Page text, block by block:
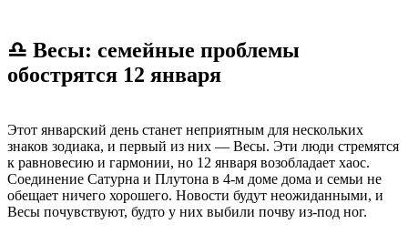
♎ Весы: семейные проблемы
обострятся 12 января
Этот январский день станет неприятным для нескольких
знаков зодиака, и первый из них — Весы. Эти люди стремятся
к равновесию и гармонии, но 12 января возобладает хаос.
Соединение Сатурна и Плутона в 4-м доме дома и семьи не
обещает ничего хорошего. Новости будут неожиданными, и
Весы почувствуют, будто у них выбили почву из-под ног.